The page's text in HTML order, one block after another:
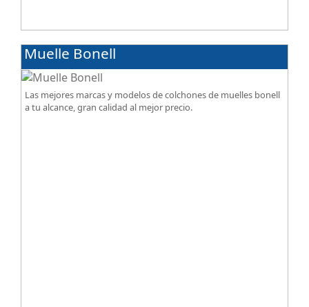
Muelle Bonell
Las mejores marcas y modelos de colchones de muelles bonell
a tu alcance, gran calidad al mejor precio.